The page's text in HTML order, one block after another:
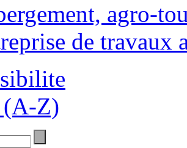
agro-
de travaux
(A-Z)